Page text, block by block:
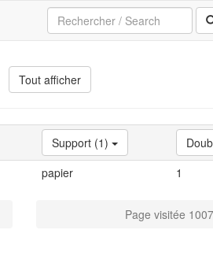
Tout afficher
Support (1)
papier 1
Page visitée